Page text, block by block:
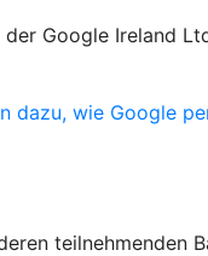
Google Ireland
dazu, wie Google
teilnehmenden